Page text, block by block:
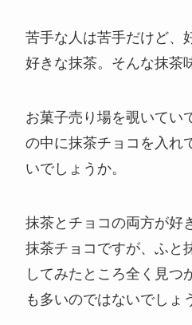
苦手な人は苦手だけど、
好きな抹茶。そんな抹茶
お菓子売り場を覗いてい
の中に抹茶チョコを入れ
いでしょうか。
抹茶とチョコの両方が好
抹茶チョコですが、ふと
してみたところ全く見つ
も多いのではないでしょ